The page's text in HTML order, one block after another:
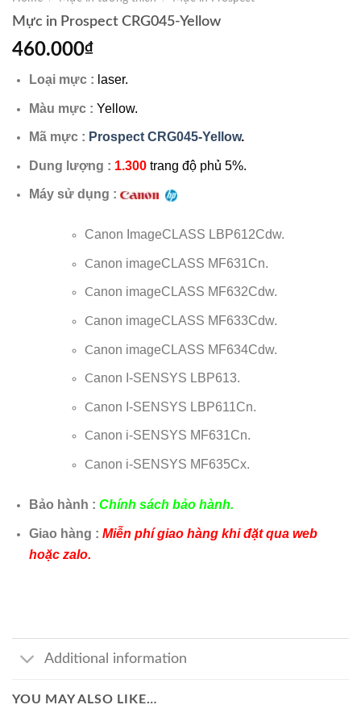
Mực in Prospect CRG045-Yellow
460.000₫
Loại mực : laser.
Màu mực : Yellow.
Mã mực : Prospect CRG045-Yellow.
Dung lượng : 1.300 trang độ phủ 5%.
Máy sử dụng :
Canon ImageCLASS LBP612Cdw.
Canon imageCLASS MF631Cn.
Canon imageCLASS MF632Cdw.
Canon imageCLASS MF633Cdw.
Canon imageCLASS MF634Cdw.
Canon I-SENSYS LBP613.
Canon I-SENSYS LBP611Cn.
Canon i-SENSYS MF631Cn.
Canon i-SENSYS MF635Cx.
Bảo hành : Chính sách bảo hành.
Giao hàng : Miễn phí giao hàng khi đặt qua web
hoặc zalo.
Additional information
YOU MAY ALSO LIKE…